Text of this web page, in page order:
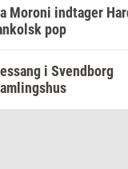
Moroni indtager
pop
i Svendborg